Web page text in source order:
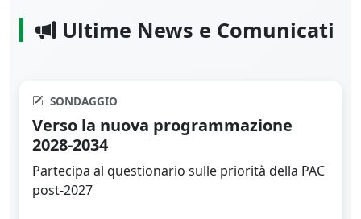
Ultime News e Comunicati
SONDAGGIO
Verso la nuova programmazione
2028-2034
Partecipa al questionario sulle priorità della PAC
post-2027